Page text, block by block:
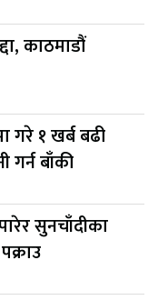
काठमाडौं
गरे १ खर्ब बढी
गर्न बाँकी
सुनचाँदीका